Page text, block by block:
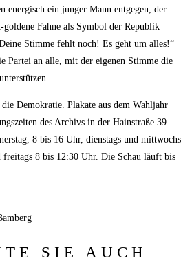
ener­gisch ein jun­ger Mann ent­ge­gen, der
Fah­ne als Sym­bol der Repu­blik
Stim­me fehlt noch! Es geht um alles!“
Par­tei an alle, mit der eige­nen Stim­me die
Demo­kra­tie. Pla­ka­te aus dem Wahl­jahr
des Archivs in der Hain­stra­ße 39
8 bis 16 Uhr, diens­tags und mitt­wochs
8 bis 12:30 Uhr. Die Schau läuft bis
SIE AUCH